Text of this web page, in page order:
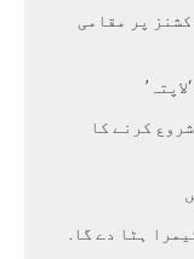
پر مقامی
کرنے کا